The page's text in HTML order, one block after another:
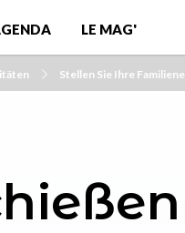
LE MAG'
Stellen Sie Ihre